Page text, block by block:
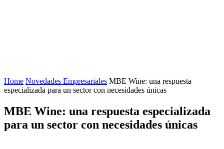
Home Novedades Empresariales MBE Wine: una respuesta
especializada para un sector con necesidades únicas
MBE Wine: una respuesta especializada
para un sector con necesidades únicas